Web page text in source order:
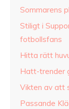
Sommarens
Stiligt i
fotbollsfans
Hitta rätt
Hatt-trender
Vikten av att
Passande